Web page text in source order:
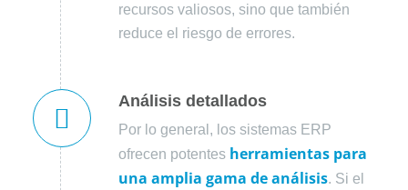
recursos valiosos, sino que también
reduce el riesgo de errores.
Análisis detallados
Por lo general, los sistemas ERP
ofrecen potentes herramientas para
una amplia gama de análisis. Si el